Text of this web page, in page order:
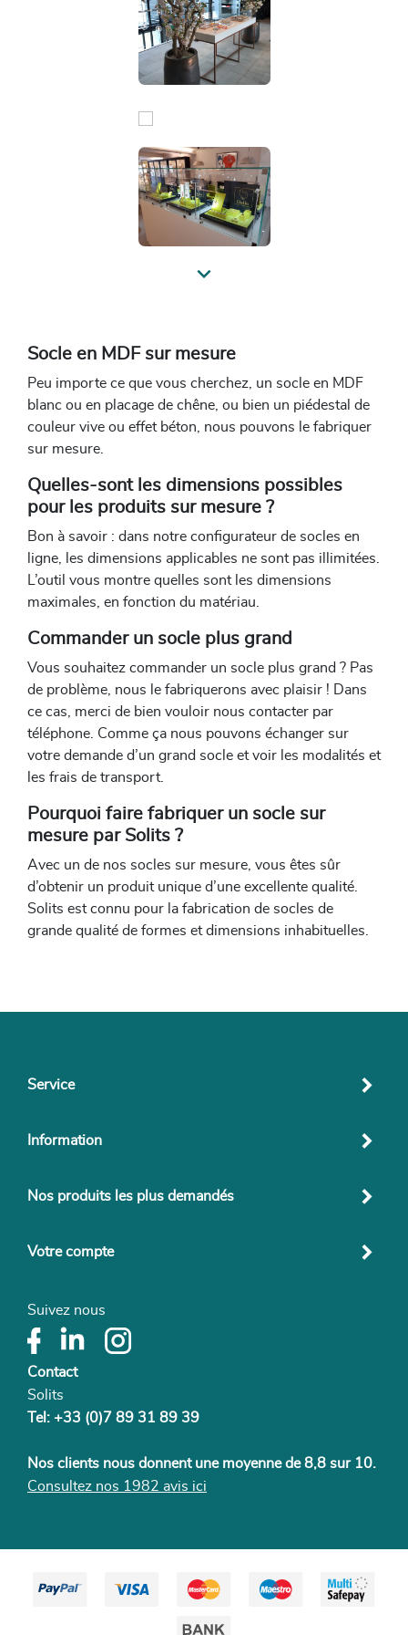
Socle en MDF sur mesure
Peu importe ce que vous cherchez, un socle en MDF
blanc ou en placage de chêne, ou bien un piédestal de
couleur vive ou effet béton, nous pouvons le fabriquer
sur mesure.
Quelles-sont les dimensions possibles
pour les produits sur mesure ?
Bon à savoir : dans notre configurateur de socles en
ligne, les dimensions applicables ne sont pas illimitées.
L’outil vous montre quelles sont les dimensions
maximales, en fonction du matériau.
Commander un socle plus grand
Vous souhaitez commander un socle plus grand ? Pas
de problème, nous le fabriquerons avec plaisir ! Dans
ce cas, merci de bien vouloir nous contacter par
téléphone. Comme ça nous pouvons échanger sur
votre demande d’un grand socle et voir les modalités et
les frais de transport.
Pourquoi faire fabriquer un socle sur
mesure par Solits ?
Avec un de nos socles sur mesure, vous êtes sûr
d’obtenir un produit unique d’une excellente qualité.
Solits est connu pour la fabrication de socles de
grande qualité de formes et dimensions inhabituelles.
Service
Information
Nos produits les plus demandés
Votre compte
Suivez nous
Contact
Solits
Tel: +33 (0)7 89 31 89 39
Nos clients nous donnent une moyenne de 8,8 sur 10.
Consultez nos 1982 avis ici